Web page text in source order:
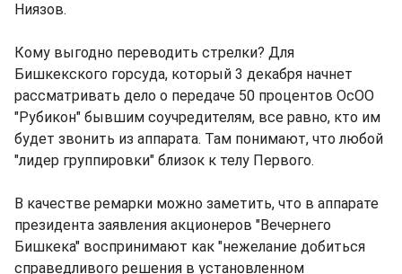
Ниязов.
Кому выгодно переводить стрелки? Для
Бишкекского горсуда, который 3 декабря начнет
рассматривать дело о передаче 50 процентов ОсОО
"Рубикон" бывшим соучредителям, все равно, кто им
будет звонить из аппарата. Там понимают, что любой
"лидер группировки" близок к телу Первого.
В качестве ремарки можно заметить, что в аппарате
президента заявления акционеров "Вечернего
Бишкека" воспринимают как "нежелание добиться
справедливого решения в установленном